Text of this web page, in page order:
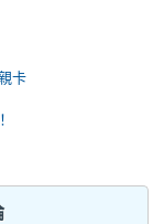
卡